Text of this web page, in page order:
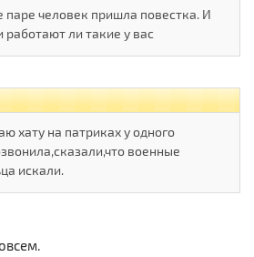
паре человек пришла повестка. И
ли такие у вас
хату на патриках у одного
военные
искали.